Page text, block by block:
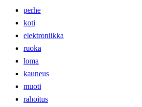
perhe
koti
elektroniikka
ruoka
loma
kauneus
muoti
rahoitus